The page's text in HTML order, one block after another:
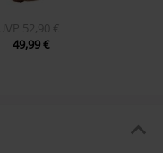
UVP 52,90 €
49,99 €